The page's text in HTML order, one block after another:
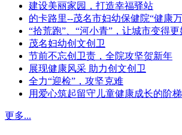
建设美丽家园，打造幸福驿站
的卡路里--茂名市妇幼保健院“健康
“拾荒跑”、“河小青”，让城市变得更
茂名妇幼创文创卫
节前不忘创卫责，全院攻坚贺新年
展现健康风采 助力创文创卫
全力“迎检”，攻坚克难
用爱心筑起留守儿童健康成长的阶梯
更多...